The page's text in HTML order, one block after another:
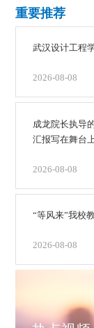
重要推荐
武汉设计工程
2026-08-08
成龙院长执导
汇报写在舞台
2026-08-08
“等风来”我校
2026-08-08